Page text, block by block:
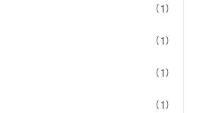
(1)
(1)
(1)
(1)